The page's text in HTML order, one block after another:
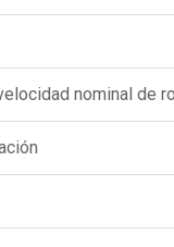
nominal de